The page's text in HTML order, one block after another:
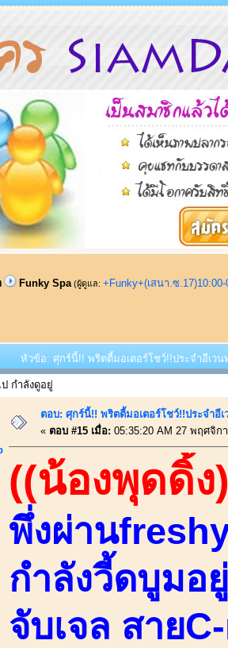
Funky Spa (ผู้ดูแล: +Funky+(เสนา.ซ
หัวข้อ: ศุกร์นี้!! พริตตี้มอเตอร์โชว์!!ประจำอีเว
กำลังดูอยู่
ตอบ: ศุกร์นี้!! พริตตี้มอเตอร์โชว์!!ประจำอี
« ตอบ #15 เมื่อ: 05:35:20 AM 27 พฤศจิก
((น้องพุดดิ้ง
พึ่งผ่าน
กำลังวี้ดบูมอ
จับเจล สาย